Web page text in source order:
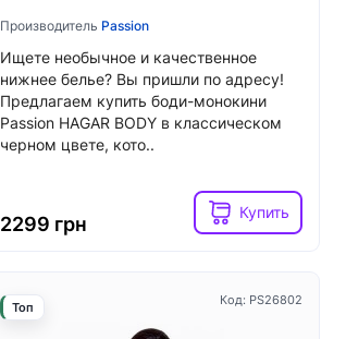
Производитель Passion
Ищете необычное и качественное
нижнее белье? Вы пришли по адресу!
Предлагаем купить боди-монокини
Passion HAGAR BODY в классическом
черном цвете, кото..
2299 грн
Купить
Код: PS26802
Топ